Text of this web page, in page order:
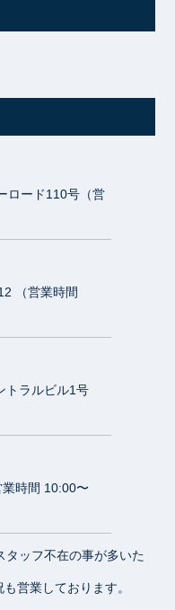
ロード110号（営
（営業時間
トラルビル1号
時間 10:00〜
ッフ不在の事が多いた
営業しております。